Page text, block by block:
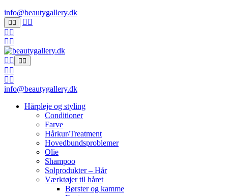
info@beautygallery.dk
info@beautygallery.dk
Hårpleje og styling
Conditioner
Farve
Hårkur/Treatment
Hovedbundsproblemer
Olie
Shampoo
Solprodukter – Hår
Værktøjer til håret
Børster og kamme